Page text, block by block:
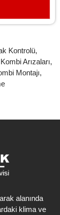
Kontrolü,
Kombi Arızaları,
Montajı,
alanında
klima ve